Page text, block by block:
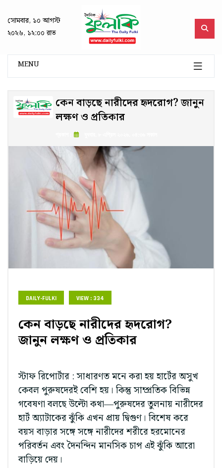
সোমবার, ১০ আগস্ট
২০২৬, ১২:০০ রাত
MENU
কেন বাড়ছে নারীদের হৃদরোগ? জানুন
লক্ষণ ও প্রতিকার
DAILY-FULKI VIEW : 334
কেন বাড়ছে নারীদের হৃদরোগ?
জানুন লক্ষণ ও প্রতিকার
স্টাফ রিপোর্টার : সাধারণত মনে করা হয় হার্টের অসুখ
কেবল পুরুষদেরই বেশি হয়। কিন্তু সাম্প্রতিক বিভিন্ন
গবেষণা বলছে উল্টো কথা—পুরুষদের তুলনায় নারীদের
হার্ট অ্যাটাকের ঝুঁকি এখন প্রায় দ্বিগুণ। বিশেষ করে
বয়স বাড়ার সঙ্গে সঙ্গে নারীদের শরীরে হরমোনের
পরিবর্তন এবং দৈনন্দিন মানসিক চাপ এই ঝুঁকি আরো
বাড়িয়ে দেয়।